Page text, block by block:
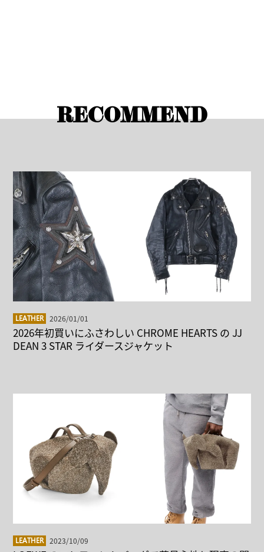
RECOMMEND
LEATHER 2026/01/01
2026年初買いにふさわしい CHROME HEARTS の JJ
DEAN 3 STAR ライダースジャケット
LEATHER 2023/10/09